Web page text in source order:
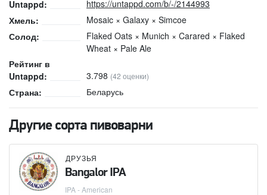
Untappd:
https://untappd.com/b/-/2144993
Хмель:
Mosaic × Galaxy × Simcoe
Солод:
Flaked Oats × Munich × Carared × Flaked
Wheat × Pale Ale
Рейтинг в
Untappd:
3.798 (42 оценки)
Страна: Беларусь
Другие сорта пивоварни
ДРУЗЬЯ
Bangalor IPA
IPA - American